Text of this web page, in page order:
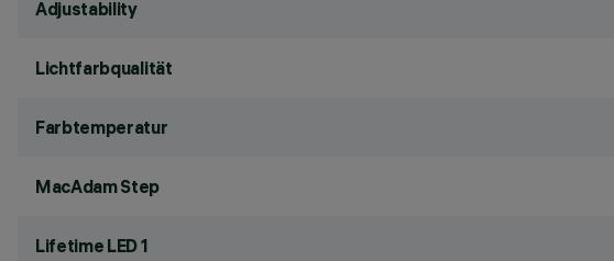
Adjustability
Lichtfarbqualität
Farbtemperatur
MacAdam Step
Lifetime LED 1